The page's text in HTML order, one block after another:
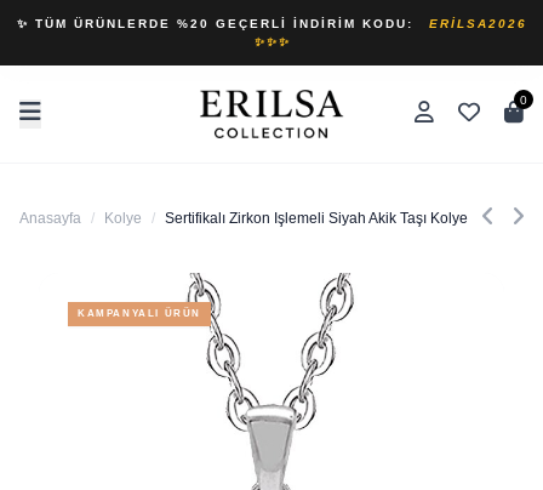
✨ TÜM ÜRÜNLERDE %20 GEÇERLI İNDIRIM KODU:
ERILSA2026
✨✨✨
0
Anasayfa / Kolye / Sertifikalı Zirkon Işlemeli Siyah Akik Taşı Kolye
KAMPANYALI ÜRÜN